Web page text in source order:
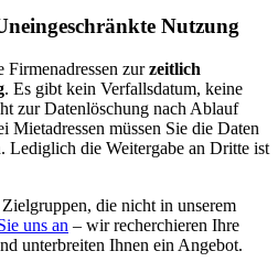
Nutzung
Firmenadressen zur zeitlich
. Es gibt kein Verfallsdatum, keine
zur Datenlöschung nach Ablauf
Mietadressen müssen Sie die Daten
Lediglich die Weitergabe an Dritte ist
die nicht in unserem
uns an – wir recherchieren Ihre
unterbreiten Ihnen ein Angebot.